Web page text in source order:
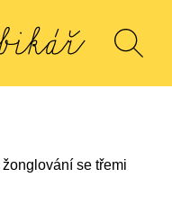
se třemi